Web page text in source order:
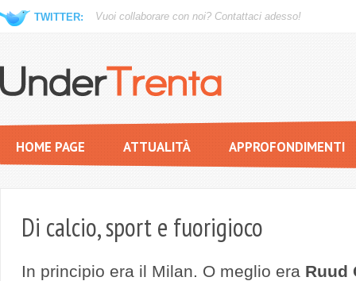
HOME PAGE ATTUALITÀ APPROFONDIMENTI
Di calcio, sport e fuorigioco
In principio era il Milan. O meglio era Ruud
TWITTER: Vuoi collaborare con noi? Contattaci adesso!